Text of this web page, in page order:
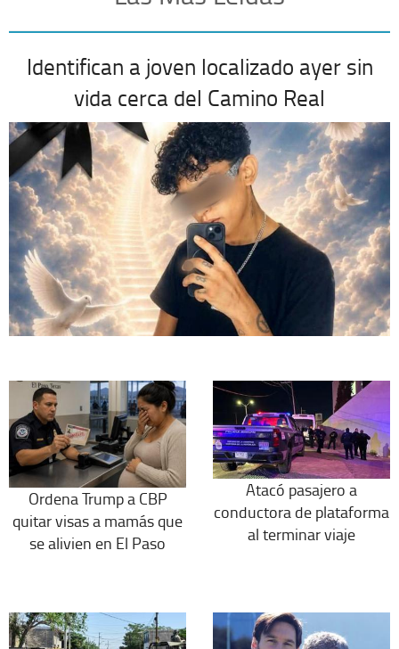
Identifican a joven localizado ayer sin
vida cerca del Camino Real
Ordena Trump a CBP
quitar visas a mamás que
se alivien en El Paso
Atacó pasajero a
conductora de plataforma
al terminar viaje